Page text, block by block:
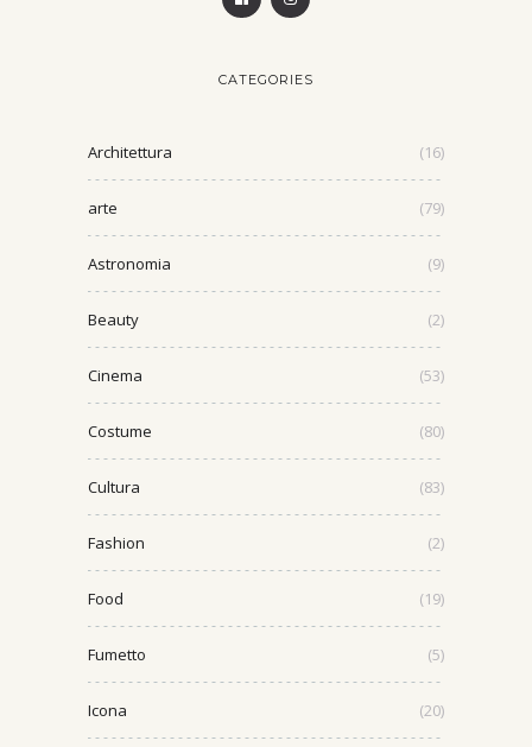
CATEGORIES
Architettura (16)
arte (79)
Astronomia (9)
Beauty (2)
Cinema (53)
Costume (80)
Cultura (83)
Fashion (2)
Food (19)
Fumetto (5)
Icona (20)